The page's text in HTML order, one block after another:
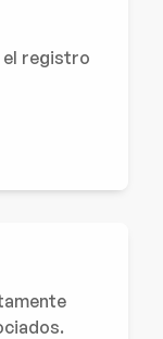
el registro